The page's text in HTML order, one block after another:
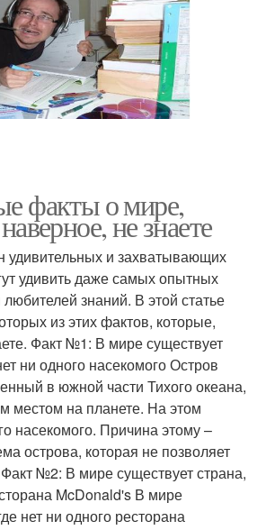
факты о мире,
не знаете
и захватывающих
удивить даже самых опытных
знаний. В этой статье
из этих фактов, которые,
Факт №1: В мире существует
ни одного насекомого Остров
в южной части Тихого океана,
местом на планете. На этом
насекомого. Причина этому –
острова, которая не позволяет
№2: В мире существует страна,
McDonald's В мире
нет ни одного ресторана